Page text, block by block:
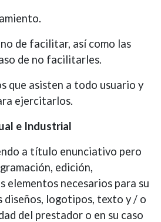
de facilitar, así como las
de no facilitarles.
que asisten a todo usuario y
ejercitarlos.
e Industrial
a título enunciativo pero
edición,
elementos necesarios para su
diseños, logotipos, texto y / o
del prestador o en su caso